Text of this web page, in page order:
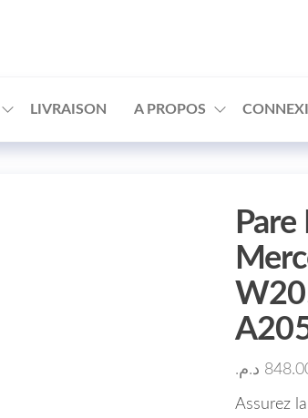
LIVRAISON A PROPOS
د.م.
Assurez